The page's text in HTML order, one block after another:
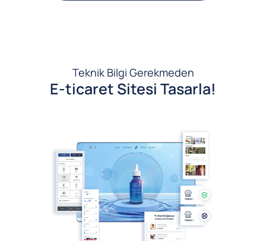
Teknik Bilgi Gerekmeden
E-ticaret Sitesi Tasarla!